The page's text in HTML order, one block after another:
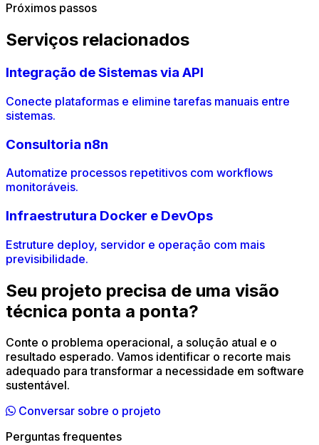
Próximos passos
Serviços relacionados
Integração de Sistemas via API
Conecte plataformas e elimine tarefas manuais entre
sistemas.
Consultoria n8n
Automatize processos repetitivos com workflows
monitoráveis.
Infraestrutura Docker e DevOps
Estruture deploy, servidor e operação com mais
previsibilidade.
Seu projeto precisa de uma visão
técnica ponta a ponta?
Conte o problema operacional, a solução atual e o
resultado esperado. Vamos identificar o recorte mais
adequado para transformar a necessidade em software
sustentável.
Conversar sobre o projeto
Perguntas frequentes